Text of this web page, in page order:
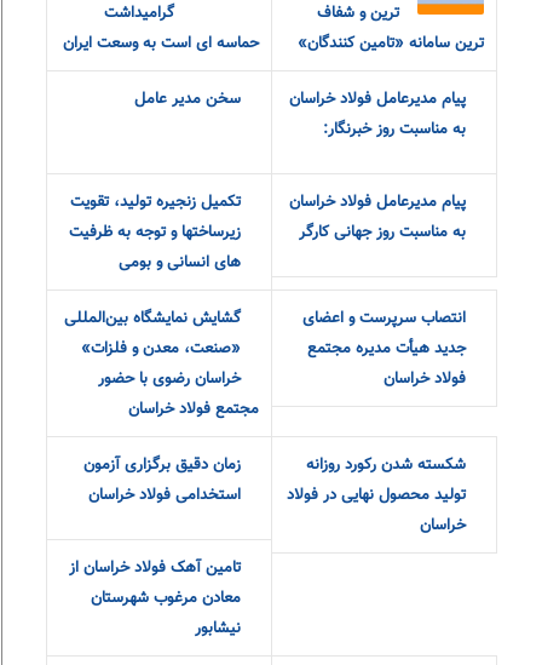
ترین و شفاف
ترین سامانه «تامین کنندگان»
گرامیداشت
حماسه ای است به وسعت ایران
پیام مدیرعامل فولاد خراسان
به مناسبت روز خبرنگار:
سخن مدیر عامل
پیام مدیرعامل فولاد خراسان
به مناسبت روز جهانی کارگر
تکمیل زنجیره تولید، تقویت
زیرساختها و توجه به ظرفیت
های انسانی و بومی
انتصاب سرپرست و اعضای
جدید هیأت مدیره مجتمع
فولاد خراسان
گشایش نمایشگاه بین‌المللی
«صنعت، معدن و فلزات»
خراسان رضوی با حضور
مجتمع فولاد خراسان
شکسته شدن رکورد روزانه
تولید محصول نهایی در فولاد
خراسان
زمان دقیق برگزاری آزمون
استخدامی فولاد خراسان
تامین آهک فولاد خراسان از
معادن مرغوب شهرستان
نیشابور